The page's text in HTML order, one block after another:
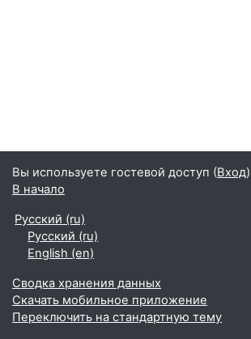
Вы используете гостевой доступ (Вход)
В начало
Русский ‎(ru)‎
Русский ‎(ru)‎
English ‎(en)‎
Сводка хранения данных
Скачать мобильное приложение
Переключить на стандартную тему